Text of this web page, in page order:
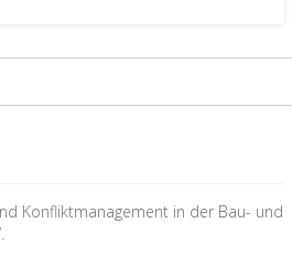
Konfliktmanagement in der Bau- und